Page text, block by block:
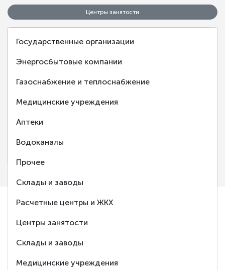
Центры занятости
Государственные организации
Энергосбытовые компании
Газоснабжение и теплоснабжение
Медицинские учреждения
Аптеки
Водоканалы
Прочее
Склады и заводы
Расчетные центры и ЖКХ
Центры занятости
Склады и заводы
Медицинские учреждения
Центр занятости населения города Балаково
‹
Ответим
на любой Ваш